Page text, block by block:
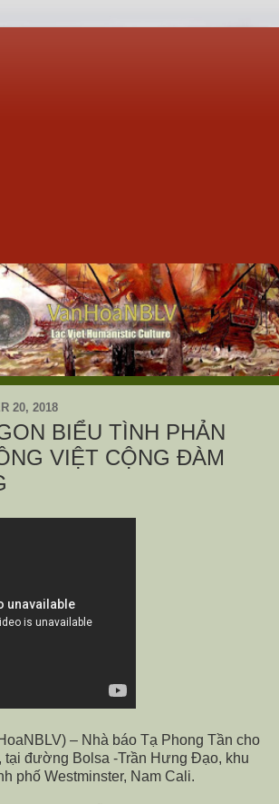
20, 2018
BIỂU TÌNH PHẢN
VIỆT CỘNG ĐÀM
– Nhà báo Tạ Phong Tần cho
tại đường Bolsa -Trần Hưng Đạo, khu
phố Westminster, Nam Cali.